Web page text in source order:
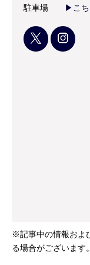
駐車場
▶こち
※記事中の情報およ
る場合がございます